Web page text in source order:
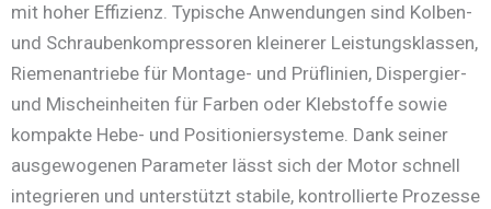
mit hoher Effizienz. Typische Anwendungen sind Kolben-
und Schraubenkompressoren kleinerer Leistungsklassen,
Riemenantriebe für Montage- und Prüflinien, Dispergier-
und Mischeinheiten für Farben oder Klebstoffe sowie
kompakte Hebe- und Positioniersysteme. Dank seiner
ausgewogenen Parameter lässt sich der Motor schnell
integrieren und unterstützt stabile, kontrollierte Prozesse